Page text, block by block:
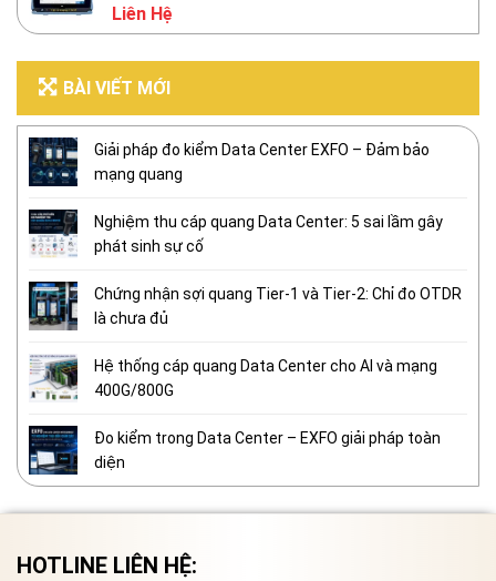
Liên Hệ
BÀI VIẾT MỚI
Giải pháp đo kiểm Data Center EXFO – Đảm bảo
mạng quang
Nghiệm thu cáp quang Data Center: 5 sai lầm gây
phát sinh sự cố
Chứng nhận sợi quang Tier-1 và Tier-2: Chỉ đo OTDR
là chưa đủ
Hệ thống cáp quang Data Center cho AI và mạng
400G/800G
Đo kiểm trong Data Center – EXFO giải pháp toàn
diện
HOTLINE LIÊN HỆ: